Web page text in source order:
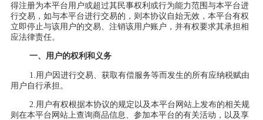
得注册为本平台用户或超过其民事权利或行为能力范围与本平台进
行交易，如与本平台进行交易的，则本协议自始无效，本平台有权
立即停止与该用户的交易、注销该用户账户，并有权要求其承担相
应法律责任。
一、用户的权利和义务
1.用户因进行交易、获取有偿服务等而发生的所有应纳税赋由
用户自行承担。
2.用户有权根据本协议的规定以及本平台网站上发布的相关规
则在本平台网站上查询商品信息、参加本平台的有关活动，以及享